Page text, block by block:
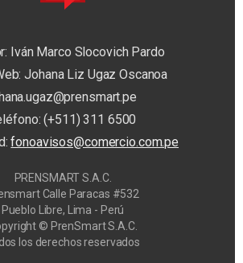
Iván Marco Slocovich Pardo
Johana Liz Ugaz Oscanoa
(+511) 311 6500
fonoavisos@comercio.com.pe
PRENSMART S.A.C.
Calle Paracas #532
Pueblo Libre, Lima - Perú
© PrenSmart S.A.C.
los derechos reservados